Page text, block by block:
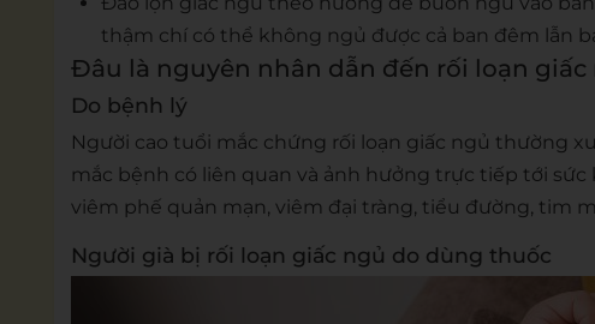
thậm chí có thể không ngủ được cả ban đêm lẫn
Đâu là nguyên nhân dẫn đến rối loạn
Do bệnh lý
Người cao tuổi mắc chứng rối loạn giấc ngủ thường
mắc bệnh có liên quan và ảnh hưởng trực tiếp tới
viêm phế quản mạn, viêm đại tràng, tiểu đường, tim
Người già bị rối loạn giấc ngủ do dùng thuốc